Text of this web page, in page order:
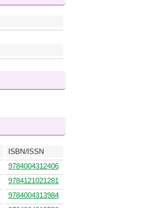
ISBN/ISSN
9784004312406
9784121021281
9784004313984